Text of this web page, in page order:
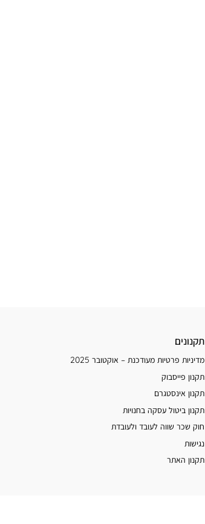
תקנונים
מדיניות פרטיות מעודכנת – אוקטובר 2025
תקנון פייסבוק
תקנון אינסטגרם
תקנון ביטול עסקה בחנויות
חוק שכר שווה לעובד ולעובדת
נגישות
תקנון האתר